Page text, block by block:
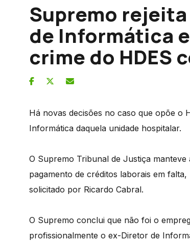
Supremo
de Informática
crime do HDES
Há novas decisões no caso que opõe o
Informática daquela unidade hospitalar.
O Supremo Tribunal de Justiça
pagamento de créditos laborais em
solicitado por Ricardo Cabral.
O Supremo conclui que não foi o
profissionalmente o ex-Diretor de